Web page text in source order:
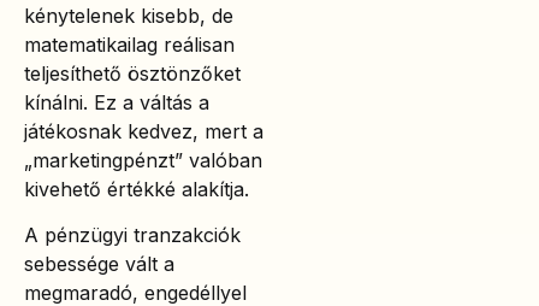
kénytelenek kisebb, de
matematikailag reálisan
teljesíthető ösztönzőket
kínálni. Ez a váltás a
játékosnak kedvez, mert a
„marketingpénzt” valóban
kivehető értékké alakítja.
A pénzügyi tranzakciók
sebessége vált a
megmaradó, engedéllyel